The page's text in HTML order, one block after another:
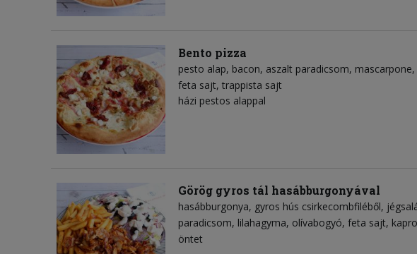
Bento pizza
pesto alap bacon aszalt paradicsom mascarpone
feta sajt trappista sajt
házi pestos alappal
Görög gyros tál hasábburgonyával
hasábburgonya gyros hús csirkecombfiléből
paradicsom lilahagyma olívabogyó feta sajt
öntet